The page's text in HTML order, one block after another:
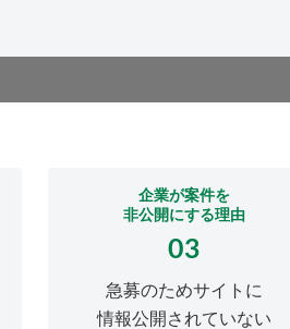
企業が案件を
非公開にする理由
03
急募のためサイトに
情報公開されていない